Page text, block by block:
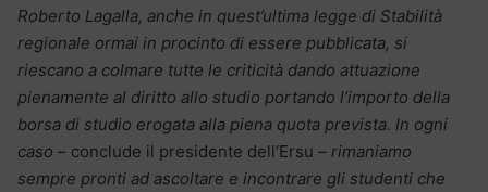
Roberto Lagalla, anche in quest’ultima legge di Stabilità
regionale ormai in procinto di essere pubblicata, si
riescano a colmare tutte le criticità dando attuazione
pienamente al diritto allo studio portando l’importo della
borsa di studio erogata alla piena quota prevista. In ogni
caso – conclude il presidente dell’Ersu – rimaniamo
sempre pronti ad ascoltare e incontrare gli studenti che